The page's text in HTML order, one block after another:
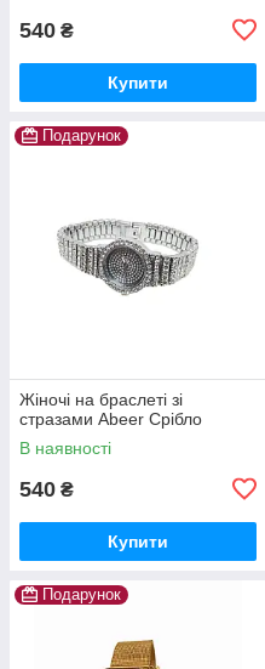
540 ₴
Купити
Подарунок
Жіночі на браслеті зі
стразами Abeer Срібло
В наявності
540 ₴
Купити
Подарунок